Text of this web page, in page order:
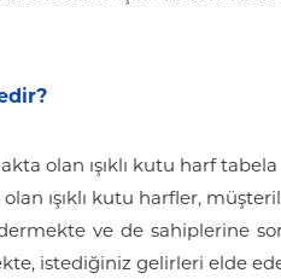
olan ışıklı kutu harf
ışıklı kutu harfler,
ve de sahiplerine
istediğiniz gelirleri elde